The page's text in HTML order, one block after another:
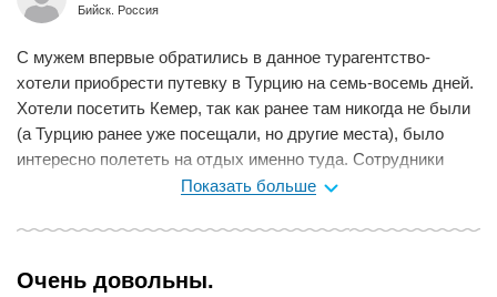
Бийск. Россия
С мужем впервые обратились в данное турагентство-
хотели приобрести путевку в Турцию на семь-восемь дней.
Хотели посетить Кемер, так как ранее там никогда не были
(а Турцию ранее уже посещали, но другие места), было
интересно полететь на отдых именно туда. Сотрудники
турагентства подобрали нам отличный тур в отель
довольны. К тому же тур сумели купить со скидкой, что
довольны, работа турагентства-на высшем уровне, теперь
Показать больше
Очень довольны.